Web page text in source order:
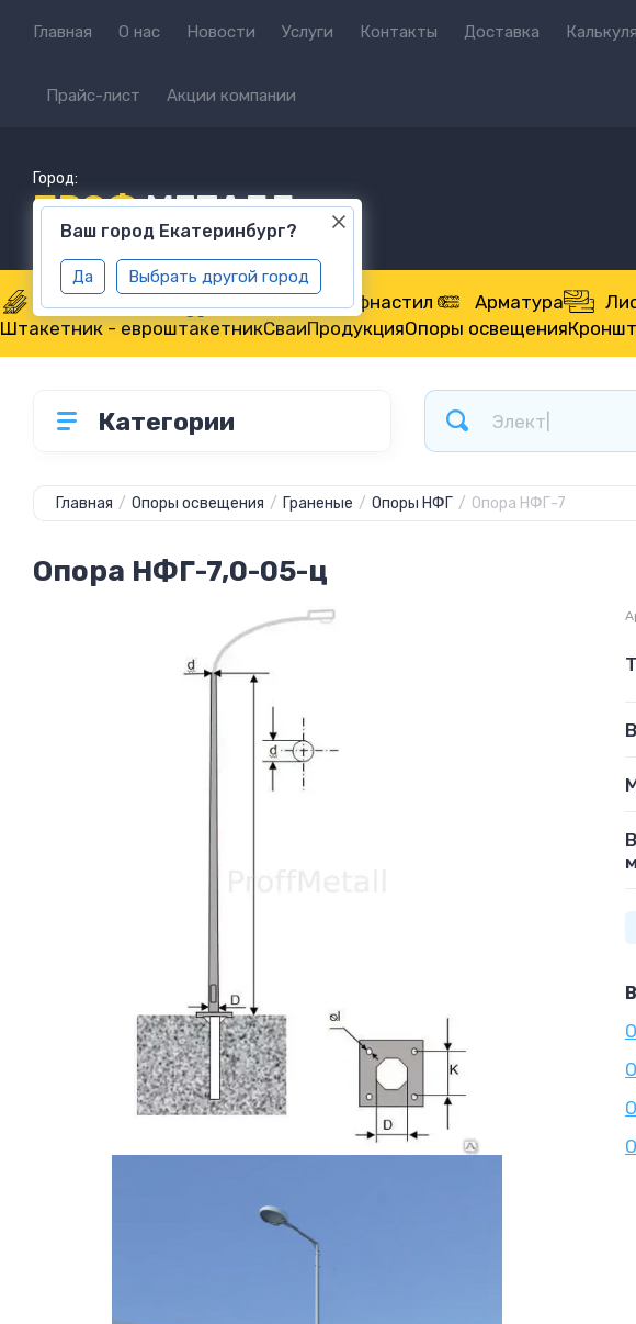
Главная О нас Новости Услуги Контакты Доставка
Прайс-лист Акции компании
Город:
Ваш город Екатеринбург?
Да Выбрать другой город
ПРОФМЕТАЛЛ
Металлопрокат Труба Профнастил Арматура
Штакетник - евроштакетникСваиПродукцияОпоры освещения
Категории
Главная / Опоры освещения / Граненые / Опоры НФГ / Опора НФГ-7
Опора НФГ-7,0-05-ц